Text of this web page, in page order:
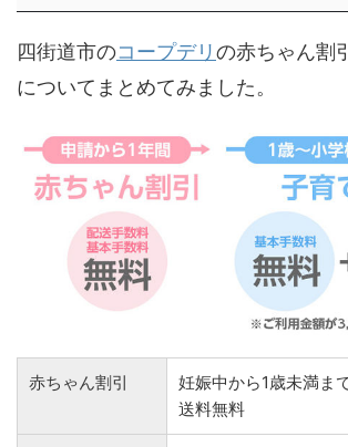
四街道市のコープデリの赤ちゃん割
についてまとめてみました。
赤ちゃん割引
妊娠中から1歳未満ま
送料無料